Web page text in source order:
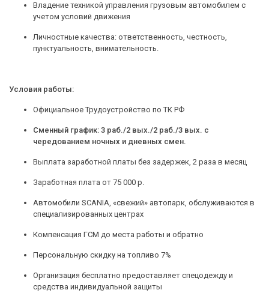
Владение техникой управления грузовым автомобилем с
учетом условий движения
Личностные качества: ответственность, честность,
пунктуальность, внимательность.
Условия работы:
Официальное Трудоустройство по ТК РФ
Сменный график: 3 раб./2 вых./2 раб./3 вых. с
чередованием ночных и дневных смен.
Выплата заработной платы без задержек, 2 раза в месяц
Заработная плата от 75 000 р.
Автомобили SCANIA, «свежий» автопарк, обслуживаются в
специализированных центрах
Компенсация ГСМ до места работы и обратно
Персональную скидку на топливо 7%
Организация бесплатно предоставляет спецодежду и
средства индивидуальной защиты